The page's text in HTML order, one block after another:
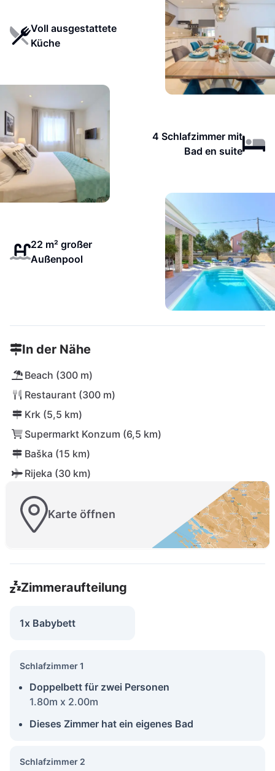
Voll ausgestattete
Küche
4 Schlafzimmer mit
Bad en suite
22 m² großer
Außenpool
In der Nähe
Beach (300 m)
Restaurant (300 m)
Krk (5,5 km)
Supermarkt Konzum (6,5 km)
Baška (15 km)
Rijeka (30 km)
Karte öffnen
Zimmeraufteilung
1x Babybett
Schlafzimmer 1
Doppelbett für zwei Personen
1.80m x 2.00m
Dieses Zimmer hat ein eigenes Bad
Schlafzimmer 2